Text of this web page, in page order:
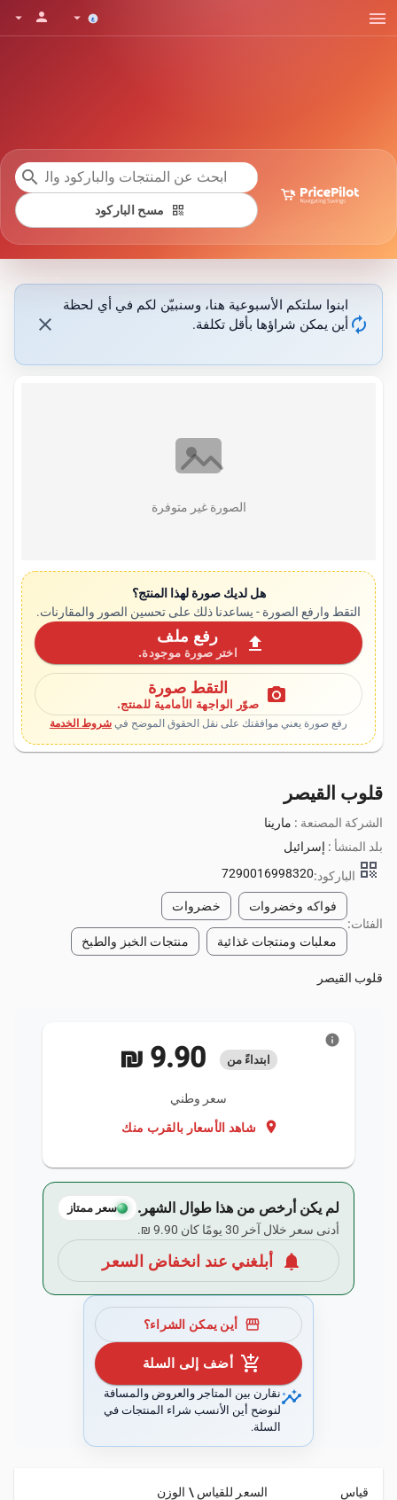
menu
arrow_drop_down
person
arrow_drop_down
search
qr_code مسح الباركود
autorenew
ابنوا سلتكم الأسبوعية هنا، وسنبيّن لكم في أي لحظة
أين يمكن شراؤها بأقل تكلفة.
close
الصورة غير متوفرة
هل لديك صورة لهذا المنتج؟
التقط وارفع الصورة - يساعدنا ذلك على تحسين الصور والمقارنات.
upload رفع ملف
اختر صورة موجودة.
photo_camera التقط صورة
صوّر الواجهة الأمامية للمنتج.
رفع صورة يعني موافقتك على نقل الحقوق الموضح في شروط الخدمة
قلوب القيصر
الشركة المصنعة : مارينا
بلد المنشأ : إسرائيل
qr_code الباركود:7290016998320
الفئات:
فواكه وخضروات خضروات
معلبات ومنتجات غذائية منتجات الخبز والطبخ
قلوب القيصر
ابتداءً من
سعر وطني
location_on شاهد الأسعار بالقرب منك
info
لم يكن أرخص من هذا طوال الشهر. سعر ممتاز
أدنى سعر خلال آخر 30 يومًا كان ‏9.90 ₪.
notifications أبلغني عند انخفاض السعر
storefront أين يمكن الشراء؟
add_shopping_cart أضف إلى السلة
insightsنقارن بين المتاجر والعروض والمسافة
لنوضح أين الأنسب شراء المنتجات في
السلة.
قياس السعر للقياس \ الوزن